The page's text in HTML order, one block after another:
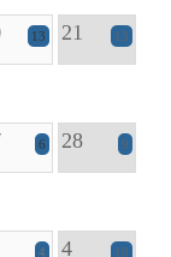
13 21 13
6 28 9
4 4 10